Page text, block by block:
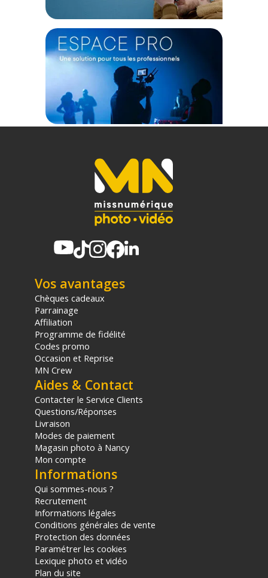
Vos avantages
Chèques cadeaux
Parrainage
Affiliation
Programme de fidélité
Codes promo
Occasion et Reprise
MN Crew
Aides & Contact
Contacter le Service Clients
Questions/Réponses
Livraison
Modes de paiement
Magasin photo à Nancy
Mon compte
Informations
Qui sommes-nous ?
Recrutement
Informations légales
Conditions générales de vente
Protection des données
Paramétrer les cookies
Lexique photo et vidéo
Plan du site